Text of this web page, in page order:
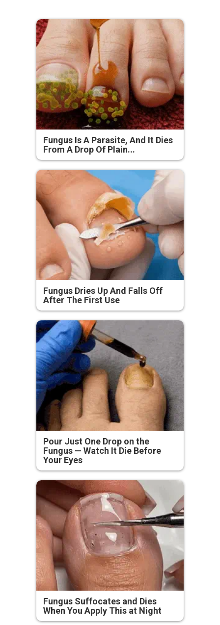
Fungus Is A Parasite, And It Dies
From A Drop Of Plain...
Fungus Dries Up And Falls Off
After The First Use
Pour Just One Drop on the
Fungus — Watch It Die Before
Your Eyes
Fungus Suffocates and Dies
When You Apply This at Night